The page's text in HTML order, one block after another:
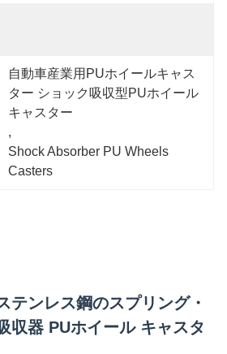
自動車産業用PUホイールキャス
ター ショック吸収型PUホイール
キャスター
,
Shock Absorber PU Wheels
Casters
テンレス鋼のスプリング・
収器 PUホイール キャスタ